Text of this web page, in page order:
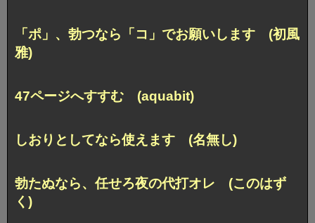
「ポ」、勃つなら「コ」でお願いします (初風
雅)
47ページへすすむ (aquabit)
しおりとしてなら使えます (名無し)
勃たぬなら、任せろ夜の代打オレ (このはず
く)